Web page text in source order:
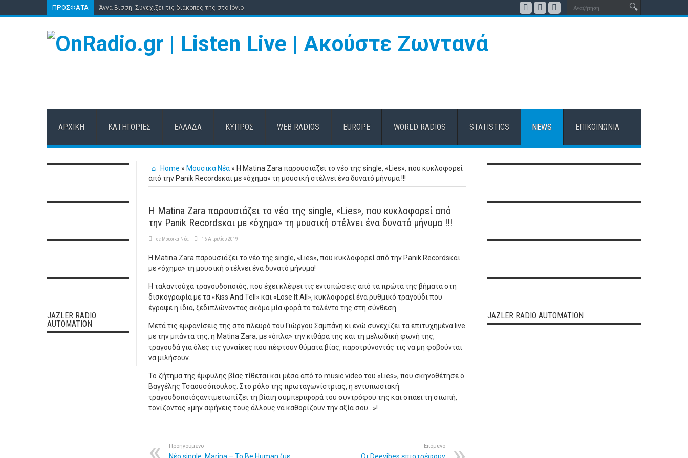
ΠΡΌΣΦΑΤΑ Άννα Βίσση: Συνεχίζει τις διακοπές της στο Ιόνιο
ΑΡΧΙΚΉ ΚΑΤΗΓΟΡΊΕΣ ΕΛΛΆΔΑ ΚΎΠΡΟΣ WEB RADIOS EUROPE WORLD RADIOS STATISTICS NEWS ΕΠΙΚΟΙΝΩΝΊΑ
Home » Μουσικά Νέα » Η Matina Zara παρουσιάζει το νέο της single, «Lies», που κυκλοφορεί
από την Panik Recordsκαι με «όχημα» τη μουσική στέλνει ένα δυνατό μήνυμα !!!
Η Matina Zara παρουσιάζει το νέο της single, «Lies», που κυκλοφορεί από
την Panik Recordsκαι με «όχημα» τη μουσική στέλνει ένα δυνατό μήνυμα !!!
σε Μουσικά Νέα 16 Απριλίου 2019
Η Matina Zara παρουσιάζει το νέο της single, «Lies», που κυκλοφορεί από την Panik Recordsκαι
με «όχημα» τη μουσική στέλνει ένα δυνατό μήνυμα!
Η ταλαντούχα τραγουδοποιός, που έχει κλέψει τις εντυπώσεις από τα πρώτα της βήματα στη
δισκογραφία με τα «Kiss And Tell» και «Lose It All», κυκλοφορεί ένα ρυθμικό τραγούδι που
έγραψε η ίδια, ξεδιπλώνοντας ακόμα μία φορά το ταλέντο της στη σύνθεση.
Μετά τις εμφανίσεις της στο πλευρό του Γιώργου Σαμπάνη κι ενώ συνεχίζει τα επιτυχημένα live
με την μπάντα της, η Matina Zara, με «όπλα» την κιθάρα της και τη μελωδική φωνή της,
τραγουδά για όλες τις γυναίκες που πέφτουν θύματα βίας, παροτρύνοντάς τις να μη φοβούνται
να μιλήσουν.
Το ζήτημα της έμφυλης βίας τίθεται και μέσα από το music video του «Lies», που σκηνοθέτησε ο
Βαγγέλης Τσαουσόπουλος. Στο ρόλο της πρωταγωνίστριας, η εντυπωσιακή
τραγουδοποιόςαντιμετωπίζει τη βίαιη συμπεριφορά του συντρόφου της και σπάει τη σιωπή,
τονίζοντας «μην αφήνεις τους άλλους να καθορίζουν την αξία σου…»!
Προηγούμενο Επόμενο
JAZLER RADIO
AUTOMATION
JAZLER RADIO AUTOMATION